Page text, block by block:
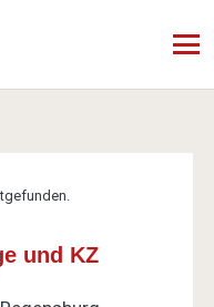
und KZ